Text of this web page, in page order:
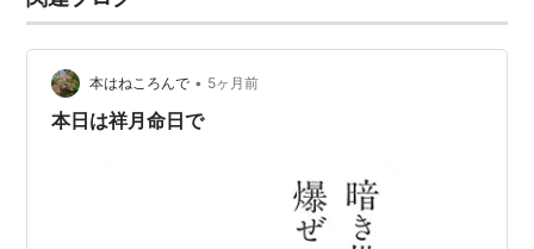
本はねころんで • 5ヶ月前
本日は祥月命日で